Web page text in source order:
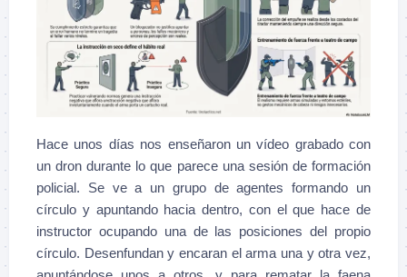
Hace unos días nos enseñaron un vídeo grabado con
un dron durante lo que parece una sesión de formación
policial. Se ve a un grupo de agentes formando un
círculo y apuntando hacia dentro, con el que hace de
instructor ocupando una de las posiciones del propio
círculo. Desenfundan y encaran el arma una y otra vez,